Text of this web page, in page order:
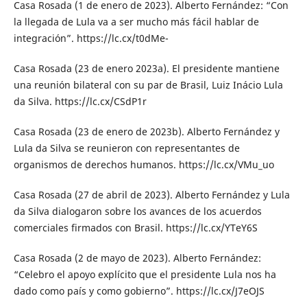
Casa Rosada (1 de enero de 2023). Alberto Fernández: “Con
la llegada de Lula va a ser mucho más fácil hablar de
integración”. https://lc.cx/t0dMe-
Casa Rosada (23 de enero 2023a). El presidente mantiene
una reunión bilateral con su par de Brasil, Luiz Inácio Lula
da Silva. https://lc.cx/CSdP1r
Casa Rosada (23 de enero de 2023b). Alberto Fernández y
Lula da Silva se reunieron con representantes de
organismos de derechos humanos. https://lc.cx/VMu_uo
Casa Rosada (27 de abril de 2023). Alberto Fernández y Lula
da Silva dialogaron sobre los avances de los acuerdos
comerciales firmados con Brasil. https://lc.cx/YTeY6S
Casa Rosada (2 de mayo de 2023). Alberto Fernández:
“Celebro el apoyo explícito que el presidente Lula nos ha
dado como país y como gobierno”. https://lc.cx/J7eOJS